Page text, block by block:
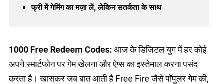
फ्री में गेमिंग का मज़ा लें, लेकिन सतर्कता के साथ
1000 Free Redeem Codes: आज के डिजिटल युग में हर कोई
अपने स्मार्टफोन पर गेम खेलना और ऐप्स का इस्तेमाल करना पसंद
करता है। खासकर जब बात आती है Free Fire जैसे पॉपुलर गेम की,